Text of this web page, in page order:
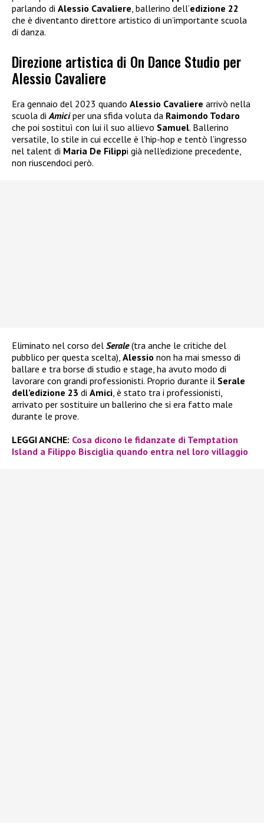
parlando di Alessio Cavaliere , ballerino dell’edizione 22
che è diventanto direttore artistico di un’importante scuola
di danza.
Direzione artistica di On Dance Studio per
Alessio Cavaliere
Era gennaio del 2023 quando Alessio Cavaliere arrivò nella
scuola di Amiciper una sfida voluta da Raimondo Todaro
che poi sostituì con lui il suo allievo Samuel. Ballerino
versatile, lo stile in cui eccelle è l’hip-hop e tentò l’ingresso
nel talent di Maria De Filippi già nell’edizione precedente,
non riuscendoci però.
Eliminato nel corso del Serale(tra anche le critiche del
pubblico per questa scelta), Alessio non ha mai smesso di
ballare e tra borse di studio e stage, ha avuto modo di
lavorare con grandi professionisti. Proprio durante il Serale
dell’edizione 23 di Amici , è stato tra i professionisti,
arrivato per sostituire un ballerino che si era fatto male
durante le prove.
LEGGI ANCHE: Cosa dicono le fidanzate di Temptation
Island a Filippo Bisciglia quando entra nel loro villaggio